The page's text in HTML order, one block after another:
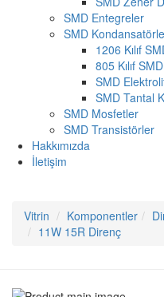
SMD Entegreler
SMD
1206 Kılıf
805 Kılıf
SMD
SMD Tantal
SMD Mosfetler
SMD Transistörler
Hakkımızda
İletişim
Vitrin Komponentler
11W 15R Direnç